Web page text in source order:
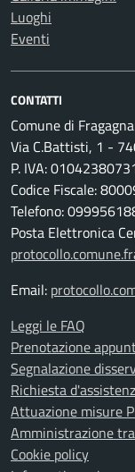
Luoghi
Eventi
CONTATTI
Comune di
Via C.Battisti, 1 -
P. IVA:
Codice Fiscale:
Telefono:
Posta Elettronica
Email:
Leggi le FAQ
Prenotazione
Segnalazione
Richiesta
Attuazione misure
Amministrazione
Cookie policy